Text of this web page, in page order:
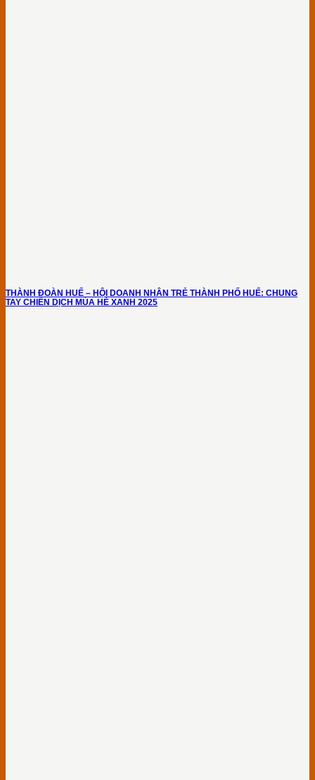
THÀNH ĐOÀN HUẾ – HỘI DOANH NHÂN TRẺ THÀNH PHỐ HUẾ: CHUNG
TAY CHIẾN DỊCH MÙA HÈ XANH 2025